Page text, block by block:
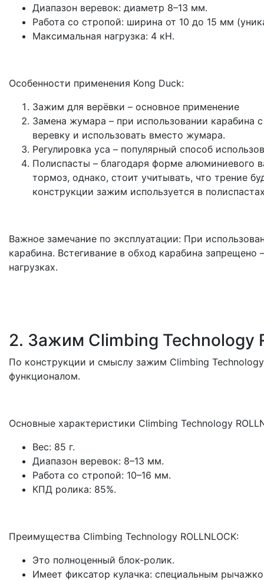
Диапазон веревок: диаметр 8–13 мм.
Работа со стропой: ширина от 10 до 15 мм
Максимальная нагрузка: 4 кН.
Особенности применения Kong Duck:
Зажим для верёвки – основное применение
Замена жумара – при использовании карабина
веревку и использовать вместо жумара.
Регулировка уса – популярный способ
Полиспасты – благодаря форме алюминиевого
тормоз, однако, стоит учитывать, что трение
конструкции зажим используется в
Важное замечание по эксплуатации: При
карабина. Встегивание в обход карабина
нагрузках.
2. Зажим Climbing Technology
По конструкции и смыслу зажим Climbing
функционалом.
Основные характеристики Climbing Technology
Вес: 85 г.
Диапазон веревок: 8–13 мм.
Работа со стропой: 10–16 мм.
КПД ролика: 85%.
Преимущества Climbing Technology ROLLNLOCK:
Это полноценный блок-ролик.
Имеет фиксатор кулачка: специальным